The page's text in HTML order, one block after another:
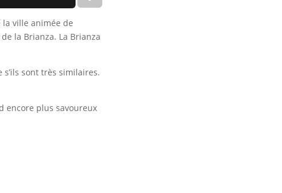
ville animée de
la Brianza. La Brianza
sont très similaires.
encore plus savoureux